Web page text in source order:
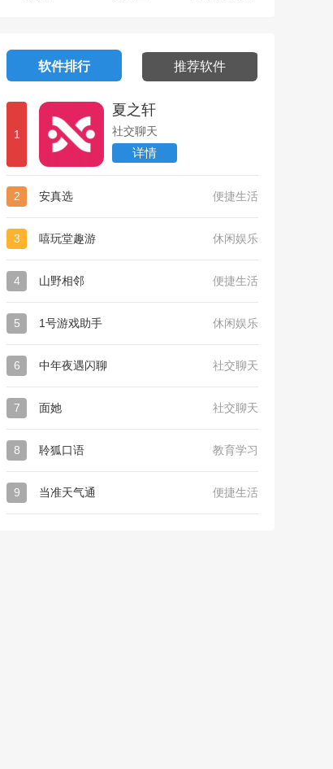
软件排行 推荐软件
1
夏之轩
社交聊天
详情
2 安真选 便捷生活
3 嘻玩堂趣游 休闲娱乐
4 山野相邻 便捷生活
5 1号游戏助手 休闲娱乐
6 中年夜遇闪聊 社交聊天
7 面她 社交聊天
8 聆狐口语 教育学习
9 当准天气通 便捷生活